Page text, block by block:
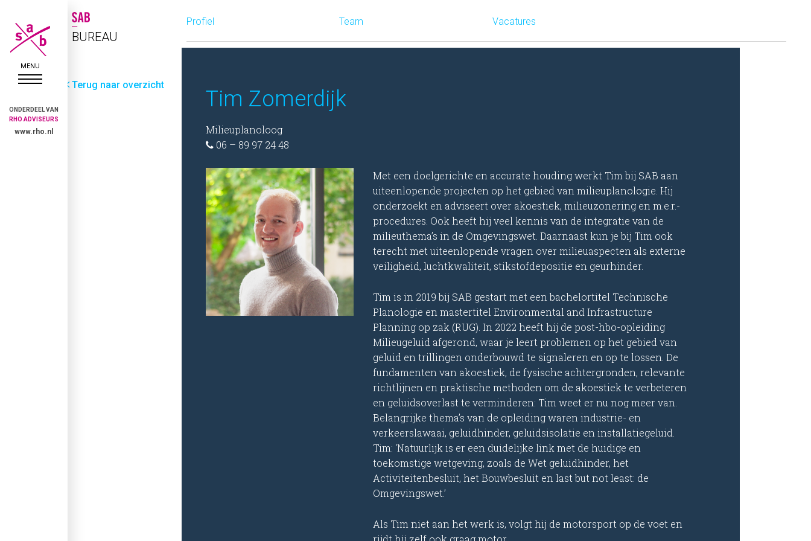
ONDERDEEL VAN
RHO ADVISEURS
www.rho.nl
BUREAU
Profiel Team Vacatures
Terug naar overzicht
Tim Zomerdijk
Milieuplanoloog
 06 – 89 97 24 48
Met een doelgerichte en accurate houding werkt Tim bij SAB aan
uiteenlopende projecten op het gebied van milieuplanologie. Hij
onderzoekt en adviseert over akoestiek, milieuzonering en m.e.r.-
procedures. Ook heeft hij veel kennis van de integratie van de
milieuthema’s in de Omgevingswet. Daarnaast kun je bij Tim ook
terecht met uiteenlopende vragen over milieuaspecten als externe
veiligheid, luchtkwaliteit, stikstofdepositie en geurhinder.
Tim is in 2019 bij SAB gestart met een bachelortitel Technische
Planologie en mastertitel Environmental and Infrastructure
Planning op zak (RUG). In 2022 heeft hij de post-hbo-opleiding
Milieugeluid afgerond, waar je leert problemen op het gebied van
geluid en trillingen onderbouwd te signaleren en op te lossen. De
fundamenten van akoestiek, de fysische achtergronden, relevante
richtlijnen en praktische methoden om de akoestiek te verbeteren
en geluidsoverlast te verminderen: Tim weet er nu nog meer van.
Belangrijke thema’s van de opleiding waren industrie- en
verkeerslawaai, geluidhinder, geluidsisolatie en installatiegeluid.
Tim: ‘Natuurlijk is er een duidelijke link met de huidige en
toekomstige wetgeving, zoals de Wet geluidhinder, het
Activiteitenbesluit, het Bouwbesluit en last but not least: de
Omgevingswet.’
Als Tim niet aan het werk is, volgt hij de motorsport op de voet en